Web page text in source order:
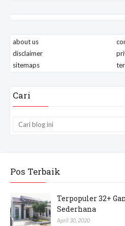
about us
disclaimer
sitemaps
Cari
Pos Terbaik
Terpopuler 32+
Sederhana
April 30, 2020